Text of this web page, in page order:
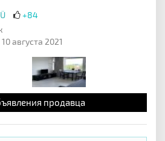
+84
августа 2021
продавца